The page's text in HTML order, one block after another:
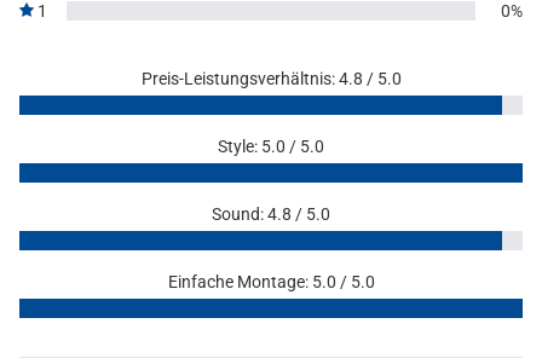
1
0%
Preis-Leistungsverhältnis: 4.8 / 5.0
Style: 5.0 / 5.0
Sound: 4.8 / 5.0
Einfache Montage: 5.0 / 5.0